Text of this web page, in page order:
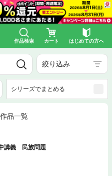
作品検索 カート はじめての方へ
絞り込み
シリーズでまとめる
品一覧
講義 民族問題